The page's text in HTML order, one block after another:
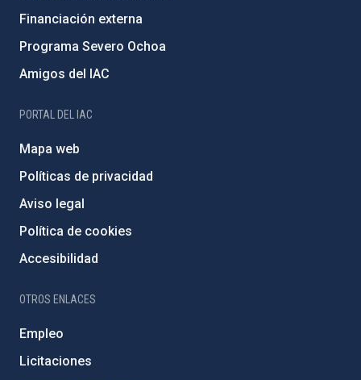
Financiación externa
Programa Severo Ochoa
Amigos del IAC
PORTAL DEL IAC
Mapa web
Políticas de privacidad
Aviso legal
Política de cookies
Accesibilidad
OTROS ENLACES
Empleo
Licitaciones